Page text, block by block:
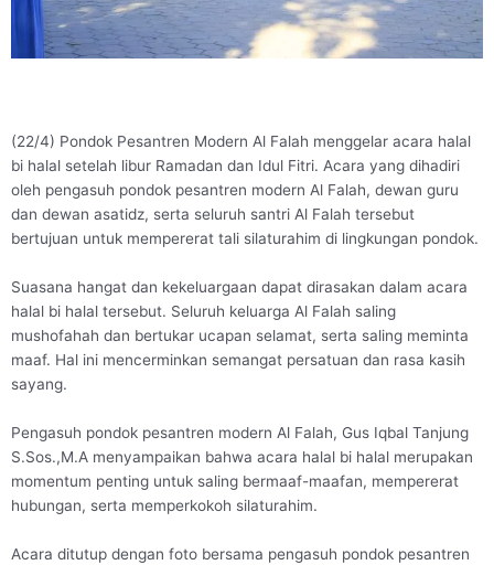
(22/4) Pondok Pesantren Modern Al Falah menggelar acara halal
bi halal setelah libur Ramadan dan Idul Fitri. Acara yang dihadiri
oleh pengasuh pondok pesantren modern Al Falah, dewan guru
dan dewan asatidz, serta seluruh santri Al Falah tersebut
bertujuan untuk mempererat tali silaturahim di lingkungan pondok.
Suasana hangat dan kekeluargaan dapat dirasakan dalam acara
halal bi halal tersebut. Seluruh keluarga Al Falah saling
mushofahah dan bertukar ucapan selamat, serta saling meminta
maaf. Hal ini mencerminkan semangat persatuan dan rasa kasih
sayang.
Pengasuh pondok pesantren modern Al Falah, Gus Iqbal Tanjung
S.Sos.,M.A menyampaikan bahwa acara halal bi halal merupakan
momentum penting untuk saling bermaaf-maafan, mempererat
hubungan, serta memperkokoh silaturahim.
Acara ditutup dengan foto bersama pengasuh pondok pesantren